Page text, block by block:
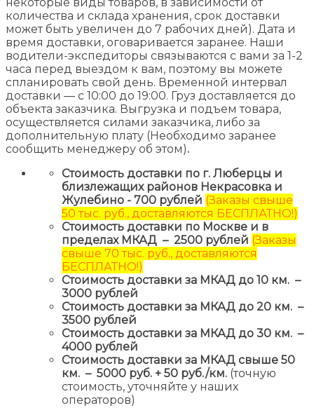
количества и склада хранения, срок доставки
может быть увеличен до 7 рабочих дней). Дата и
время доставки, оговаривается заранее. Наши
водители-экспедиторы связываются с вами за 1-2
часа перед выездом к вам, поэтому вы можете
спланировать свой день. Временной интервал
доставки — с 10:00 до 19:00. Груз доставляется до
объекта заказчика. Выгрузка и подъем товара,
осуществляется силами заказчика, либо за
дополнительную плату (Необходимо заранее
сообщить менеджеру об этом).
Стоимость доставки по г. Люберцы и
близлежащих районов Некрасовка и
Жулебино - 700 рублей (Заказы свыше
50 тыс. руб., доставляются БЕСПЛАТНО!)
Стоимость доставки по Москве и в
пределах МКАД – 2500 рублей (Заказы
свыше 70 тыс. руб., доставляются
БЕСПЛАТНО!)
Стоимость доставки за МКАД до 10 км. –
3000 рублей
Стоимость доставки за МКАД до 20 км. –
3500 рублей
Стоимость доставки за МКАД до 30 км. –
4000 рублей
Стоимость доставки за МКАД свыше 50
км. – 5000 руб. + 50 руб./км. (точную
стоимость, уточняйте у наших
операторов)